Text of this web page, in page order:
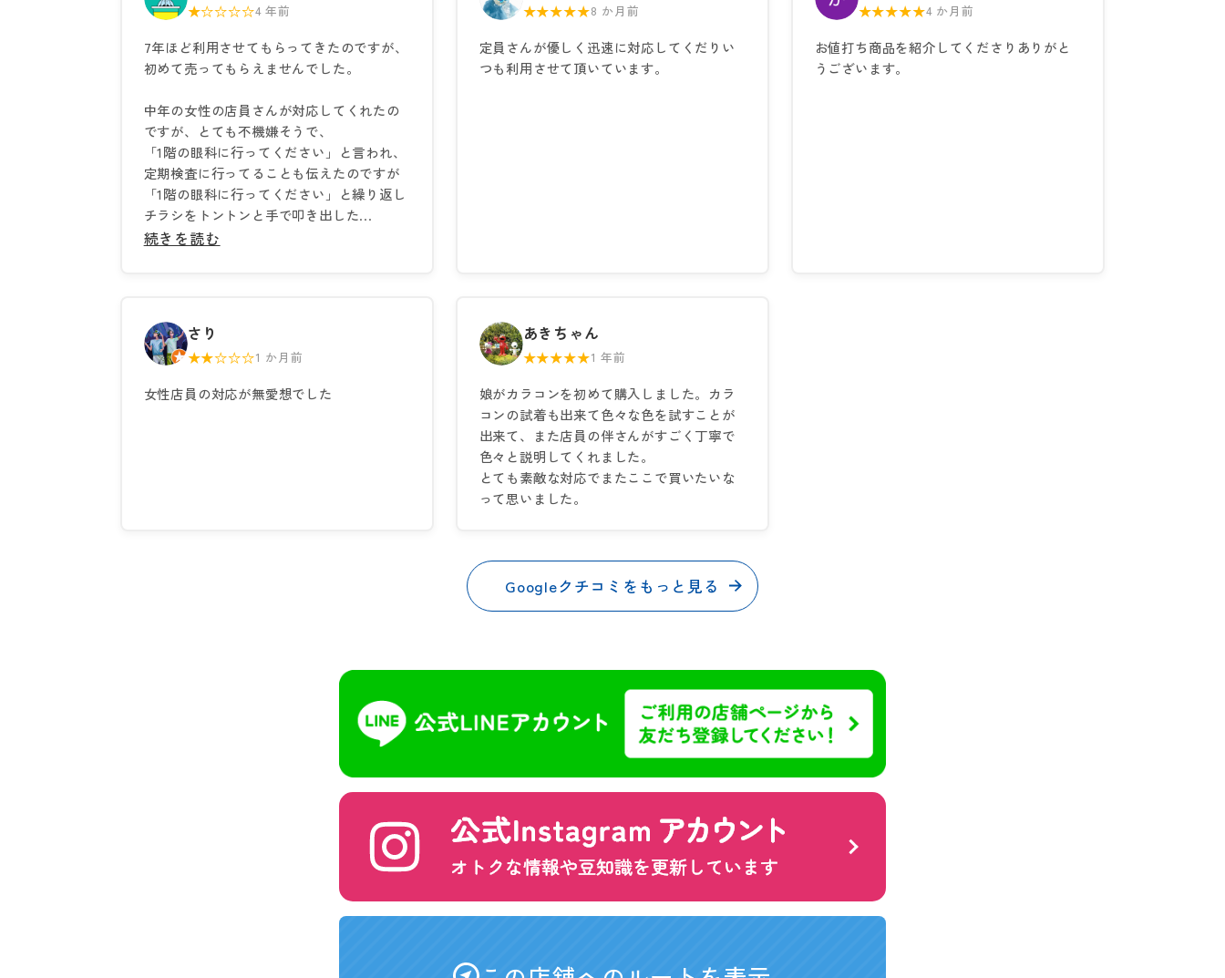
★☆☆☆☆4 年前
7年ほど利用させてもらってきたのですが、
初めて売ってもらえませんでした。
中年の女性の店員さんが対応してくれたの
ですが、とても不機嫌そうで、
「1階の眼科に行ってください」と言われ、
定期検査に行ってることも伝えたのですが
「1階の眼科に行ってください」と繰り返し
チラシをトントンと手で叩き出した...
続きを読む
★★★★★8 か月前
定員さんが優しく迅速に対応してくだりい
つも利用させて頂いています。
★★★★★4 か月前
お値打ち商品を紹介してくださりありがと
うございます。
さり
★★☆☆☆1 か月前
女性店員の対応が無愛想でした
あきちゃん
★★★★★1 年前
娘がカラコンを初めて購入しました。カラ
コンの試着も出来て色々な色を試すことが
出来て、また店員の伴さんがすごく丁寧で
色々と説明してくれました。
とても素敵な対応でまたここで買いたいな
って思いました。
Googleクチコミをもっと見る